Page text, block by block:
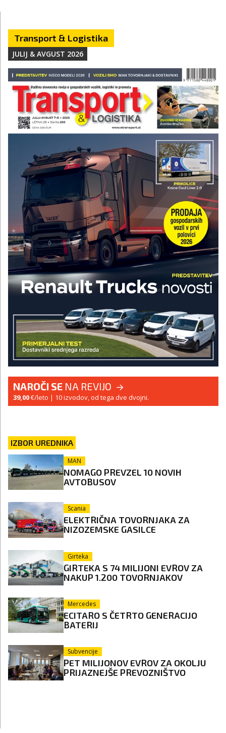
Transport & Logistika
JULIJ & AVGUST 2026
NAROČI SE NA REVIJO
39,00€/leto | 10 izvodov, od tega dve dvojni.
IZBOR UREDNIKA
MAN
NOMAGO PREVZEL 10 NOVIH
AVTOBUSOV
Scania
ELEKTRIČNA TOVORNJAKA ZA
NIZOZEMSKE GASILCE
Girteka
GIRTEKA S 74 MILIJONI EVROV ZA
NAKUP 1.200 TOVORNJAKOV
Mercedes
ECITARO S ČETRTO GENERACIJO
BATERIJ
Subvencije
PET MILIJONOV EVROV ZA OKOLJU
PRIJAZNEJŠE PREVOZNIŠTVO